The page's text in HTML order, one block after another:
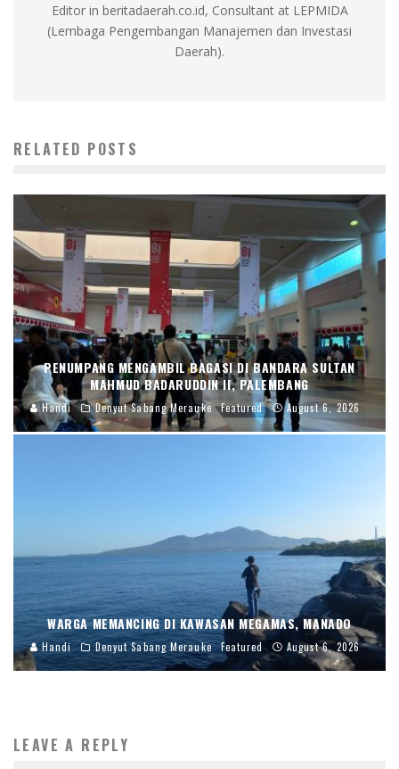
Editor in beritadaerah.co.id, Consultant at LEPMIDA
(Lembaga Pengembangan Manajemen dan Investasi
Daerah).
RELATED POSTS
PENUMPANG MENGAMBIL BAGASI DI BANDARA SULTAN
MAHMUD BADARUDDIN II, PALEMBANG
Handi Denyut Sabang Merauke Featured August 6, 2026
WARGA MEMANCING DI KAWASAN MEGAMAS, MANADO
Handi Denyut Sabang Merauke Featured August 6, 2026
LEAVE A REPLY